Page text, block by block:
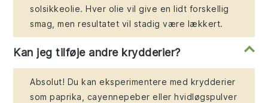
solsikkeolie. Hver olie vil give en lidt forskellig
smag, men resultatet vil stadig være lækkert.
Kan jeg tilføje andre krydderier?
Absolut! Du kan eksperimentere med krydderier
som paprika, cayennepeber eller hvidløgspulver